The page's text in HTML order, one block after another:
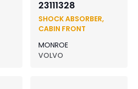
23111328
SHOCK ABSORBER,
CABIN FRONT
MONROE
VOLVO